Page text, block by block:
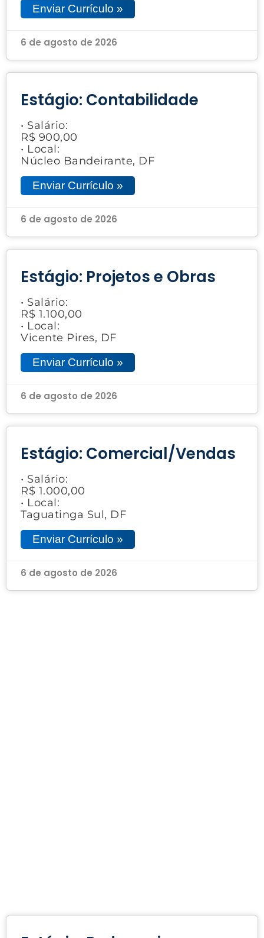
Enviar Currículo »
6 de agosto de 2026
Estágio: Contabilidade
• Salário:
R$ 900,00
• Local:
Núcleo Bandeirante, DF
Enviar Currículo »
6 de agosto de 2026
Estágio: Projetos e Obras
• Salário:
R$ 1.100,00
• Local:
Vicente Pires, DF
Enviar Currículo »
6 de agosto de 2026
Estágio: Comercial/Vendas
• Salário:
R$ 1.000,00
• Local:
Taguatinga Sul, DF
Enviar Currículo »
6 de agosto de 2026